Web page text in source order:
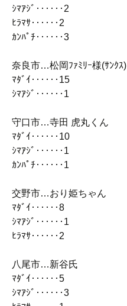
ｼﾏｱｼﾞ‥‥‥2
ﾋﾗﾏｻ‥‥‥2
ｶﾝﾊﾟﾁ‥‥‥3
奈良市…松岡ﾌｧﾐﾘｰ様(ｻﾝｸｽ)
ﾏﾀﾞｲ‥‥‥15
ｼﾏｱｼﾞ‥‥‥1
守口市…寺田 虎丸くん
ﾏﾀﾞｲ‥‥‥10
ｼﾏｱｼﾞ‥‥‥1
ｶﾝﾊﾟﾁ‥‥‥1
交野市…おり姫ちゃん
ﾏﾀﾞｲ‥‥‥8
ｼﾏｱｼﾞ‥‥‥1
ﾋﾗﾏｻ‥‥‥2
八尾市…新谷氏
ﾏﾀﾞｲ‥‥‥5
ｼﾏｱｼﾞ‥‥‥3